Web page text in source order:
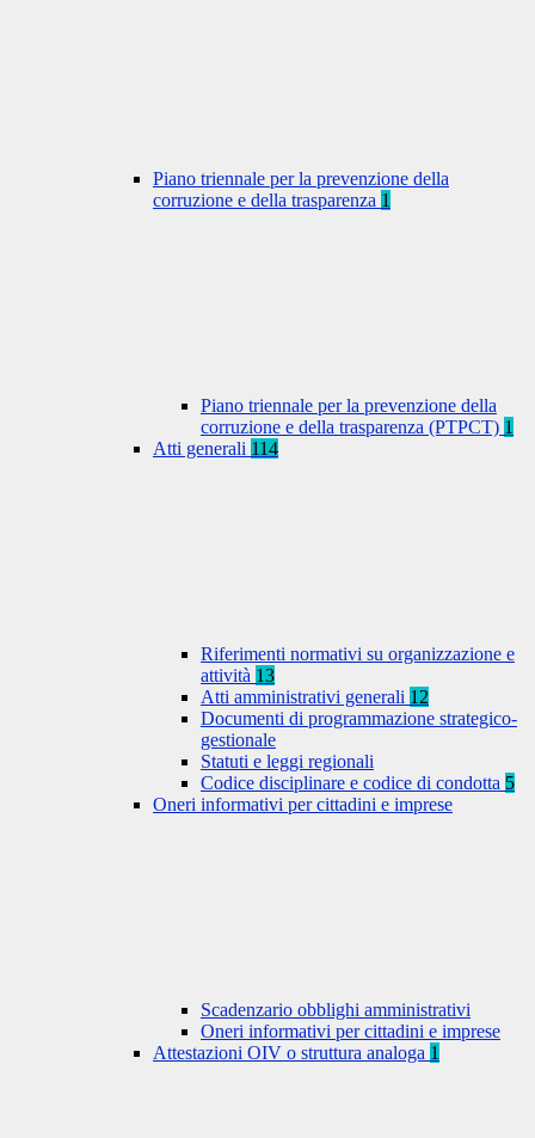
Piano triennale per la prevenzione della
corruzione e della trasparenza 1
Piano triennale per la prevenzione della
corruzione e della trasparenza (PTPCT) 1
Atti generali 114
Riferimenti normativi su organizzazione e
attività 13
Atti amministrativi generali 12
Documenti di programmazione strategico-
gestionale
Statuti e leggi regionali
Codice disciplinare e codice di condotta 5
Oneri informativi per cittadini e imprese
Scadenzario obblighi amministrativi
Oneri informativi per cittadini e imprese
Attestazioni OIV o struttura analoga 1